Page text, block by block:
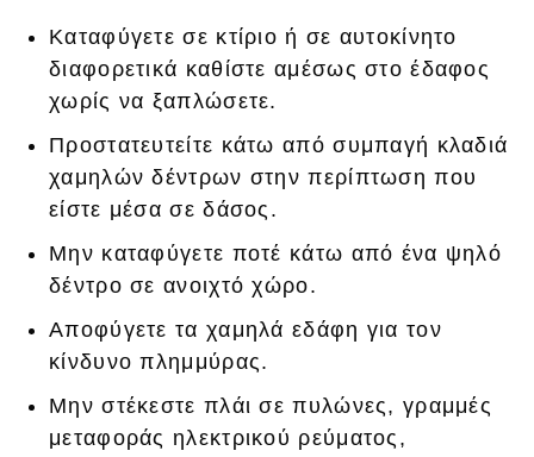
Καταφύγετε σε κτίριο ή σε αυτοκίνητο
διαφορετικά καθίστε αμέσως στο έδαφος
χωρίς να ξαπλώσετε.
Προστατευτείτε κάτω από συμπαγή κλαδιά
χαμηλών δέντρων στην περίπτωση που
είστε μέσα σε δάσος.
Μην καταφύγετε ποτέ κάτω από ένα ψηλό
δέντρο σε ανοιχτό χώρο.
Αποφύγετε τα χαμηλά εδάφη για τον
κίνδυνο πλημμύρας.
Μην στέκεστε πλάι σε πυλώνες, γραμμές
μεταφοράς ηλεκτρικού ρεύματος,